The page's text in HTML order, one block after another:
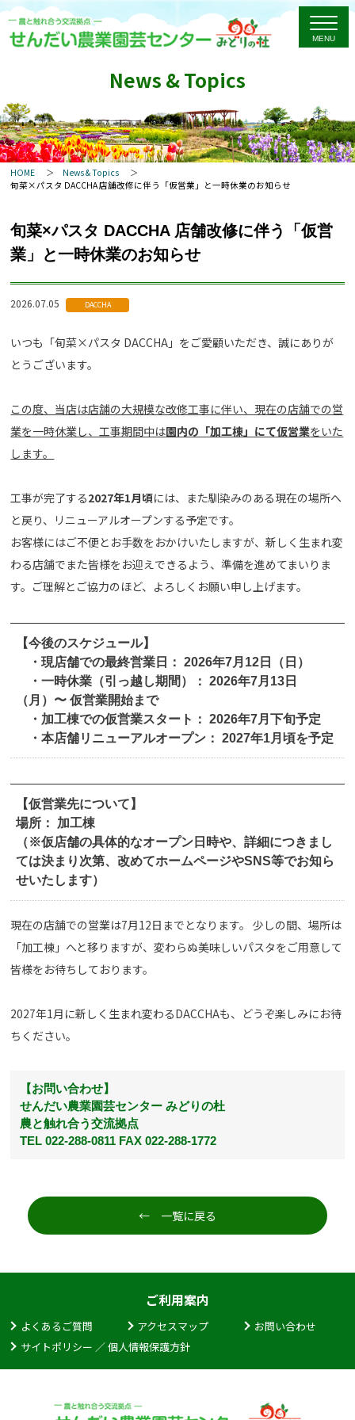
News & Topics
HOME
News & Topics
旬菜×パスタ DACCHA 店舗改修に伴う「仮営業」と一時休業のお知らせ
旬菜×パスタ DACCHA 店舗改修に伴う「仮営
業」と一時休業のお知らせ
2026.07.05 DACCHA
いつも「旬菜×パスタ DACCHA」をご愛顧いただき、誠にありが
とうございます。
この度、当店は店舗の大規模な改修工事に伴い、現在の店舗での営
業を一時休業し、工事期間中は園内の「加工棟」にて仮営業をいた
します。
工事が完了する2027年1月頃には、また馴染みのある現在の場所へ
と戻り、リニューアルオープンする予定です。
お客様にはご不便とお手数をおかけいたしますが、新しく生まれ変
わる店舗でまた皆様をお迎えできるよう、準備を進めてまいりま
す。ご理解とご協力のほど、よろしくお願い申し上げます。
【今後のスケジュール】
・現店舗での最終営業日： 2026年7月12日（日）
・ 一時休業（引っ越し期間）： 2026年7月13日
（月）〜 仮営業開始まで
・加工棟での仮営業スタート： 2026年7月下旬予定
・本店舗リニューアルオープン： 2027年1月頃を予定
【仮営業先について】
場所：
加工棟
（※仮店舗の具体的なオープン日時や、詳細につきまし
ては決まり次第、改めてホームページやSNS等でお知ら
せいたします）
現在の店舗での営業は7月12日までとなります。 少しの間、場所は
「加工棟」へと移りますが、変わらぬ美味しいパスタをご用意して
皆様をお待ちしております。
2027年1月に新しく生まれ変わるDACCHAも、どうぞ楽しみにお待
ちください。
【お問い合わせ】
せんだい農業園芸センター みどりの杜
農と触れ合う交流拠点
TEL 022-288-0811 FAX 022-288-1772
← 一覧に戻る
ご利用案内
よくあるご質問 アクセスマップ
お問い合わせ
サイトポリシー ／ 個人情報保護方針